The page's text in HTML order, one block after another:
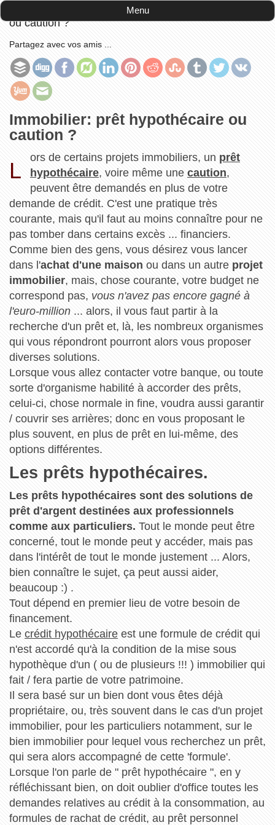
Immobilier: prêt hypothécaire
ou caution ?
Partagez avec vos amis ...
Immobilier: prêt hypothécaire ou
caution ?
L
ors de certains projets immobiliers, un prêt
hypothécaire, voire même unecaution,
peuvent être demandés en plus de votre
demande de crédit. C'est une pratique très
courante, mais qu'il faut au moins connaître pour ne
pas tomber dans certains excès ... financiers.
Comme bien des gens, vous désirez vous lancer
dans l'achat d'une maison ou dans un autre projet
immobilier, mais, chose courante, votre budget ne
correspond pas, vous n'avez pas encore gagné à
l'euro-million... alors, il vous faut partir à la
recherche d'un prêt et, là, les nombreux organismes
qui vous répondront pourront alors vous proposer
diverses solutions.
Lorsque vous allez contacter votre banque, ou toute
sorte d'organisme habilité à accorder des prêts,
celui-ci, chose normale in fine, voudra aussi garantir
/ couvrir ses arrières; donc en vous proposant le
plus souvent, en plus de prêt en lui-même, des
options différentes.
Les prêts hypothécaires.
Les prêts hypothécaires sont des solutions de
prêt d'argent destinées aux professionnels
comme aux particuliers. Tout le monde peut être
concerné, tout le monde peut y accéder, mais pas
dans l'intérêt de tout le monde justement ... Alors,
bien connaître le sujet, ça peut aussi aider,
beaucoup :) .
Tout dépend en premier lieu de votre besoin de
financement.
Le crédit hypothécaireest une formule de crédit qui
n'est accordé qu'à la condition de la mise sous
hypothèque d'un ( ou de plusieurs !!! ) immobilier qui
fait / fera partie de votre patrimoine.
Il sera basé sur un bien dont vous êtes déjà
propriétaire, ou, très souvent dans le cas d'un projet
immobilier, pour les particuliers notamment, sur le
bien immobilier pour lequel vous recherchez un prêt,
qui sera alors accompagné de cette 'formule'.
Lorsque l'on parle de " prêt hypothécaire ", en y
réfléchissant bien, on doit oublier d'office toutes les
demandes relatives au crédit à la consommation, au
formules de rachat de crédit, au prêt personnel
Menu